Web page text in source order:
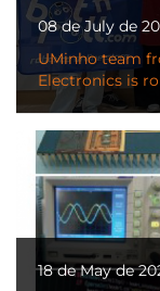
08 de July de
UMinho team
Electronics is
18 de May de